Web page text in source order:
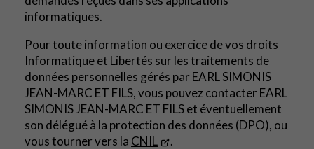
informatiques.
Pour toute information ou exercice de vos droits
Informatique et Libertés sur les traitements de
données personnelles gérés par EARL SIMONIS
JEAN-MARC ET FILS, vous pouvez contacter EARL
SIMONIS JEAN-MARC ET FILS et éventuellement
son délégué à la protection des données (DPO), ou
vous tourner vers la CNIL
.